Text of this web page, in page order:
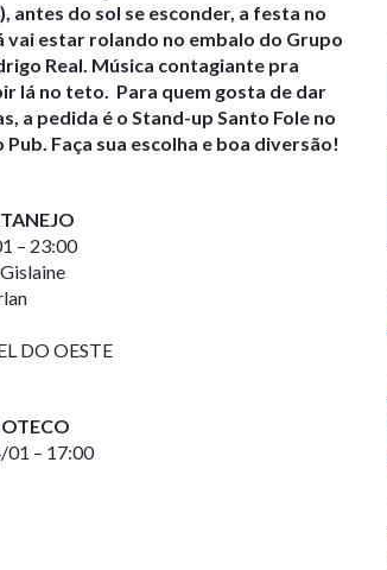
antes do sol se esconder, a festa no
vai estar rolando no embalo do Grupo
Real. Música contagiante pra
lá no teto. Para quem gosta de dar
a pedida é o Stand-up Santo Fole no
Pub. Faça sua escolha e boa diversão!
– 23:00
DO OESTE
01 – 17:00